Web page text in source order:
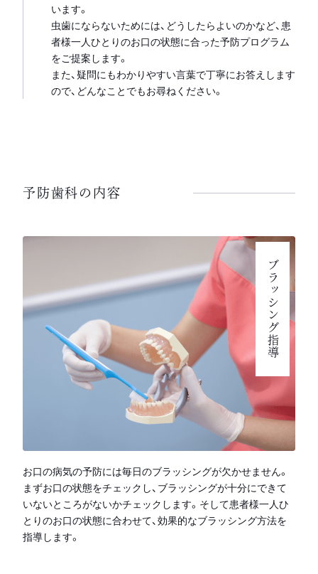
います。
虫歯にならないためには、どうしたらよいのかなど、患
者様一人ひとりのお口の状態に合った予防プログラム
をご提案します。
また、疑問にもわかりやすい言葉で丁寧にお答えします
ので、どんなことでもお尋ねください。
予防歯科の内容
ブラッシング指導
お口の病気の予防には毎日のブラッシングが欠かせません。
まずお口の状態をチェックし、ブラッシングが十分にできて
いないところがないかチェックします。そして患者様一人ひ
とりのお口の状態に合わせて、効果的なブラッシング方法を
指導します。